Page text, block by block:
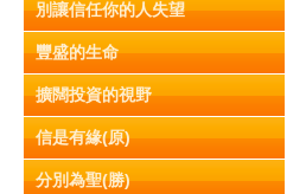
別讓信任你的人失望
豐盛的生命
擴闊投資的視野
信是有緣(原)
分別為聖(勝)